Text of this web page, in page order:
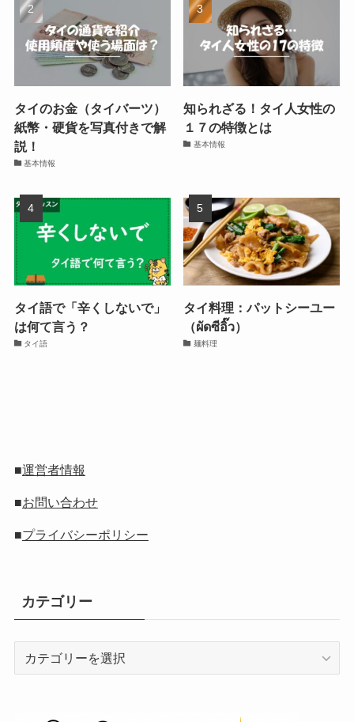
タイのお金（タイバーツ）
紙幣・硬貨を写真付きで解
説！
基本情報
知られざる！タイ人女性の
１７の特徴とは
基本情報
タイ語で「辛くしないで」
は何て言う？
タイ語
タイ料理：パットシーユー
（ผัดซีอิ๊ว）
麺料理
■運営者情報
■お問い合わせ
■プライバシーポリシー
カテゴリー